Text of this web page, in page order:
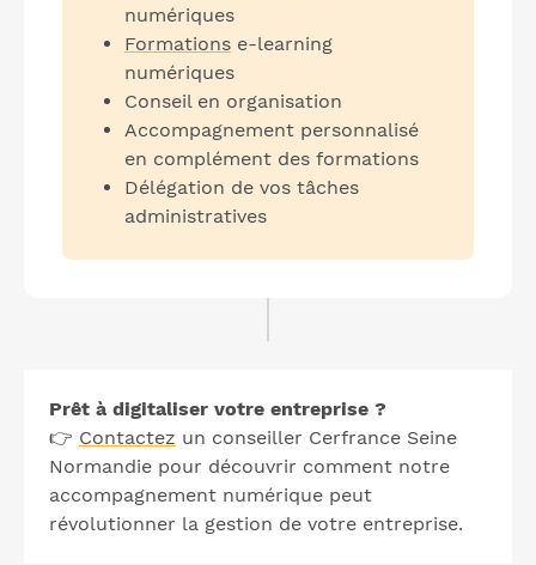
numériques
Formations e-learning
numériques
Conseil en organisation
Accompagnement personnalisé
en complément des formations
Délégation de vos tâches
administratives
Prêt à digitaliser votre entreprise ?
👉 Contactez un conseiller Cerfrance Seine
Normandie pour découvrir comment notre
accompagnement numérique peut
révolutionner la gestion de votre entreprise.